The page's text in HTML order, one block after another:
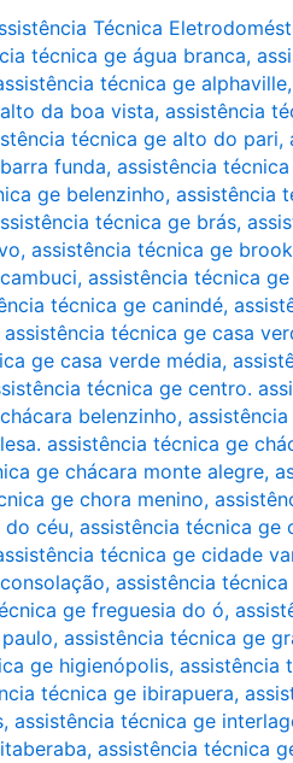
Técnica
técnica ge água branca,
técnica ge alphaville,
da boa vista, assistência
técnica ge alto do pari,
funda, assistência
ge belenzinho, assistência
técnica ge brás,
, assistência técnica ge
, assistência técnica
técnica ge canindé,
assistência técnica ge casa
ge casa verde média,
técnica ge centro.
belenzinho,
assistência técnica ge
ge chácara monte alegre,
ge chora menino,
do céu, assistência técnica ge
técnica ge cidade
, assistência
ge freguesia do ó,
, assistência técnica ge
ge higienópolis, assistência
técnica ge ibirapuera,
, assistência técnica ge
, assistência técnica